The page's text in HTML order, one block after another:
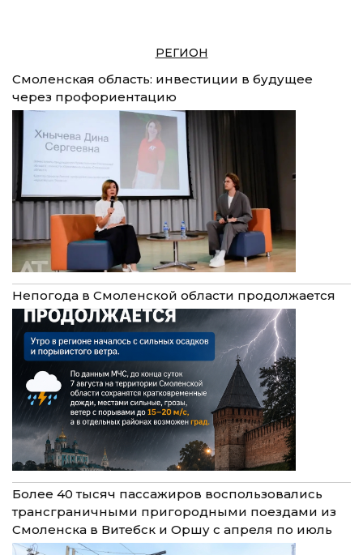
РЕГИОН
Смоленская область: инвестиции в будущее
через профориентацию
Непогода в Смоленской области продолжается
Более 40 тысяч пассажиров воспользовались
трансграничными пригородными поездами из
Смоленска в Витебск и Оршу с апреля по июль